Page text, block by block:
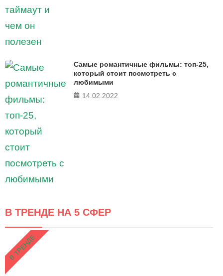
Самые романтичные фильмы: топ-25,
который стоит посмотреть с
любимыми
14.02.2022
В ТРЕНДЕ НА 5 СФЕР
В ТРЕНДЕ